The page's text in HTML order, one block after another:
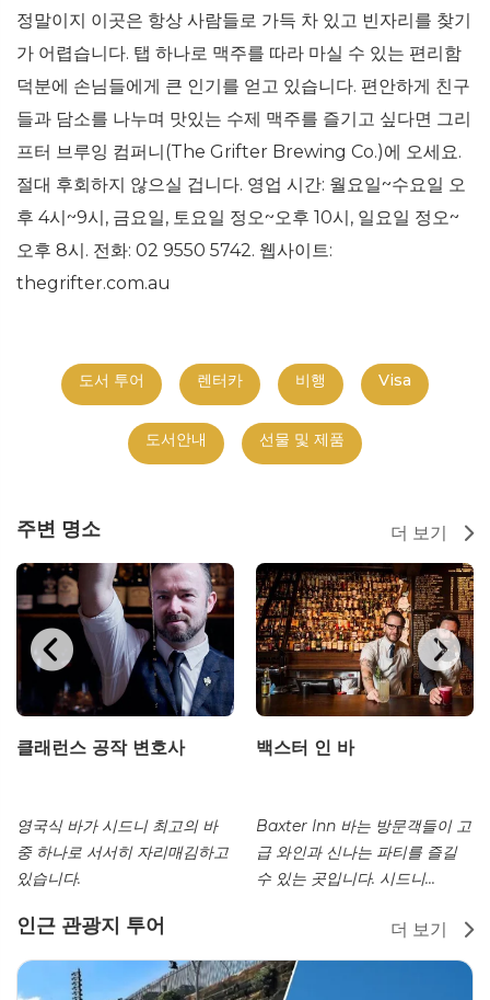
정말이지 이곳은 항상 사람들로 가득 차 있고 빈자리를 찾기
가 어렵습니다. 탭 하나로 맥주를 따라 마실 수 있는 편리함
덕분에 손님들에게 큰 인기를 얻고 있습니다. 편안하게 친구
들과 담소를 나누며 맛있는 수제 맥주를 즐기고 싶다면 그리
프터 브루잉 컴퍼니(The Grifter Brewing Co.)에 오세요.
절대 후회하지 않으실 겁니다. 영업 시간: 월요일~수요일 오
후 4시~9시, 금요일, 토요일 정오~오후 10시, 일요일 정오~
오후 8시. 전화: 02 9550 5742. 웹사이트:
thegrifter.com.au
도서 투어 렌터카 비행 Visa
도서안내 선물 및 제품
주변 명소 더 보기
클래런스 공작 변호사
영국식 바가 시드니 최고의 바
중 하나로 서서히 자리매김하고
있습니다.
백스터 인 바
Baxter Inn 바는 방문객들이 고
급 와인과 신나는 파티를 즐길
수 있는 곳입니다. 시드니...
인근 관광지 투어 더 보기